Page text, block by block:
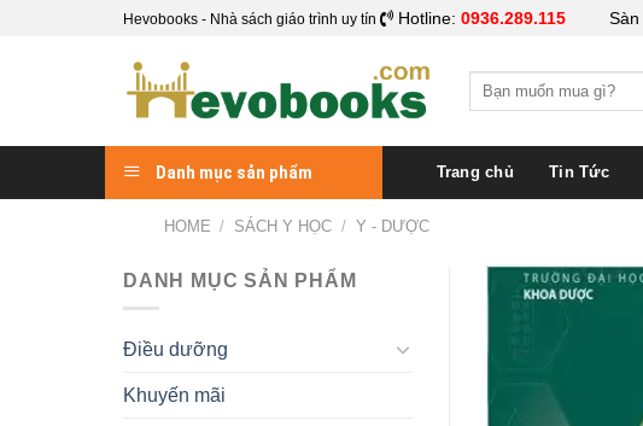
Hevobooks - Nhà sách giáo trình uy tín Hotline: 0936.289.115 Sàn
Search
Danh mục sản phẩm Trang chủ Tin Tức
HOME / SÁCH Y HỌC / Y - DƯỢC
DANH MỤC SẢN PHẨM
Điều dưỡng
Khuyến mãi